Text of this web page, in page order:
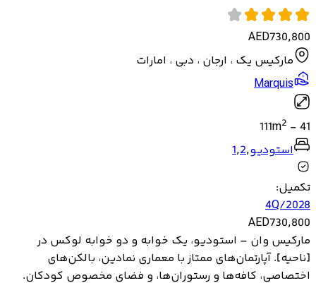
AED730,800
مارکیس یک ، ارجان ، دبی ، امارات
Marquis
41
-
111m2
استودیو,
1,2
تکمیل:
4Q/2028
AED730,800
مارکیس وان – استودیو، یک خوابه و دو خوابه لوکس در
[ناحیه]. آپارتمان‌های ممتاز با معماری نمادین، بالکن‌های
اختصاصی، کافه‌ها و رستوران‌ها، و فضای مخصوص کودکان.